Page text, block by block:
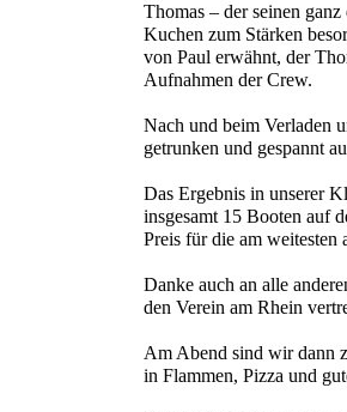
Thomas – der seinen
Kuchen zum Stärken
von Paul erwähnt, der
Aufnahmen der Crew.
Nach und beim Verladen
getrunken und gespannt
Das Ergebnis in unserer
insgesamt 15 Booten auf
Preis für die am weitesten
Danke auch an alle
den Verein am Rhein
Am Abend sind wir dann
in Flammen, Pizza und